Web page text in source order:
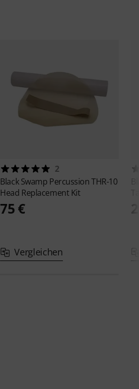
2
Black Swamp PercussionTHR-10
Head Replacement Kit
75 €
Vergleichen